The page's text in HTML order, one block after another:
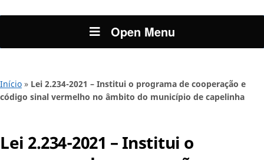
Open Menu
Início » Lei 2.234-2021 – Institui o programa de cooperação e
código sinal vermelho no âmbito do município de capelinha
Lei 2.234-2021 – Institui o